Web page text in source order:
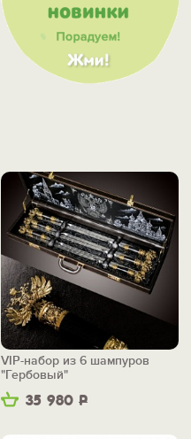
35 980 Р
VIP-набор из 6 шампуров
"Гербовый"